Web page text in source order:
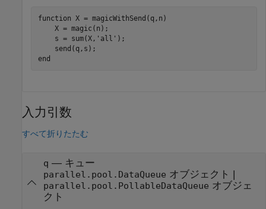
function X = magicWithSend(q,n)
    X = magic(n);
    s = sum(X,
'all' );
end
入力引数
すべて折りたたむ
q — キュー
parallel.pool.DataQueue オブジェクト |
parallel.pool.PollableDataQueue オブジェ
クト